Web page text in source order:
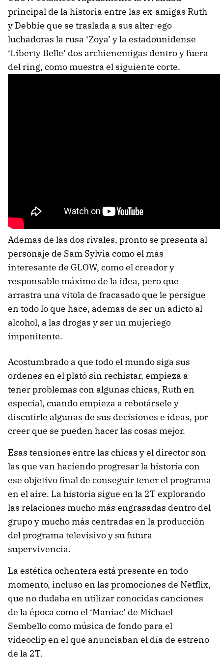
principal de la historia entre las ex-amigas Ruth
y Debbie que se traslada a sus alter-ego
luchadoras la rusa ‘Zoya’ y la estadounidense
‘Liberty Belle’ dos archienemigas dentro y fuera
del ring, como muestra el siguiente corte.
Ademas de las dos rivales, pronto se presenta al
personaje de Sam Sylvia como el más
interesante de GLOW, como el creador y
responsable máximo de la idea, pero que
arrastra una vitola de fracasado que le persigue
en todo lo que hace, ademas de ser un adicto al
alcohol, a las drogas y ser un mujeriego
impenitente.
Acostumbrado a que todo el mundo siga sus
ordenes en el plató sin rechistar, empieza a
tener problemas con algunas chicas, Ruth en
especial, cuando empieza a rebotársele y
discutirle algunas de sus decisiones e ideas, por
creer que se pueden hacer las cosas mejor.
Esas tensiones entre las chicas y el director son
las que van haciendo progresar la historia con
ese objetivo final de conseguir tener el programa
en el aire. La historia sigue en la 2T explorando
las relaciones mucho más engrasadas dentro del
grupo y mucho más centradas en la producción
del programa televisivo y su futura
supervivencia.
La estética ochentera está presente en todo
momento, incluso en las promociones de Netflix,
que no dudaba en utilizar conocidas canciones
de la época como el ‘Maniac’ de Michael
Sembello como música de fondo para el
videoclip en el que anunciaban el día de estreno
de la 2T.